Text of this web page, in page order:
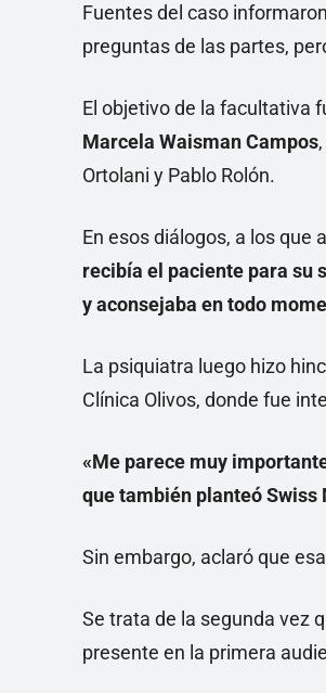
Fuentes del caso
preguntas de las partes,
El objetivo de la facultativa
Marcela Waisman Campos
Ortolani y Pablo Rolón.
En esos diálogos, a los que
recibía el paciente para su
y aconsejaba en todo
La psiquiatra luego hizo
Clínica Olivos, donde fue
«Me parece muy
que también planteó
Sin embargo, aclaró que
Se trata de la segunda vez
presente en la primera